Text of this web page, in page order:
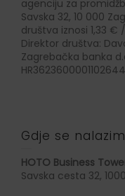
agenciju za
Savska 32, 10 000
društva iznosi 1,33 €
Direktor društva:
Zagrebačka banka
Gdje se
HOTO Business
Savska cesta 32,